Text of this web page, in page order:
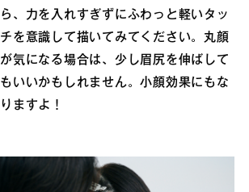
ら、力を入れすぎずにふわっと軽いタッ
チを意識して描いてみてください。丸顔
が気になる場合は、少し眉尻を伸ばして
もいいかもしれません。小顔効果にもな
りますよ！